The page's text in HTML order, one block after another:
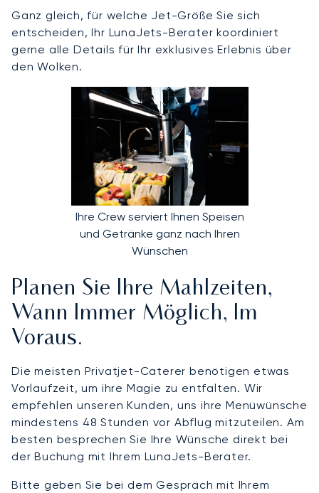
Ganz gleich, für welche Jet-Größe Sie sich
entscheiden, Ihr LunaJets-Berater koordiniert
gerne alle Details für Ihr exklusives Erlebnis über
den Wolken.
Ihre Crew serviert Ihnen Speisen
und Getränke ganz nach Ihren
Wünschen
Planen Sie Ihre Mahlzeiten,
Wann Immer Möglich, Im
Voraus.
Die meisten Privatjet-Caterer benötigen etwas
Vorlaufzeit, um ihre Magie zu entfalten. Wir
empfehlen unseren Kunden, uns ihre Menüwünsche
mindestens 48 Stunden vor Abflug mitzuteilen. Am
besten besprechen Sie Ihre Wünsche direkt bei
der Buchung mit Ihrem LunaJets-Berater.
Bitte geben Sie bei dem Gespräch mit Ihrem